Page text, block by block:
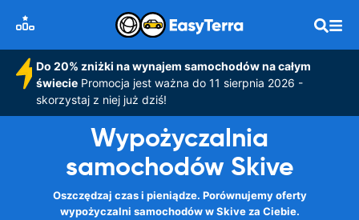
Do 20% zniżki na wynajem samochodów na całym
świeciePromocja jest ważna do 11 sierpnia 2026 -
skorzystaj z niej już dziś!
Wypożyczalnia
samochodów Skive
Oszczędzaj czas i pieniądze. Porównujemy oferty
wypożyczalni samochodów w Skive za Ciebie.